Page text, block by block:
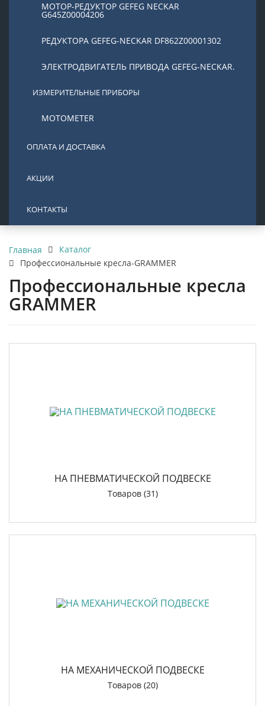
МОТОР-РЕДУКТОР GEFEG NECKAR
G645Z00004206
РЕДУКТОРА GEFEG-NECKAR DF862Z00001302
ЭЛЕКТРОДВИГАТЕЛЬ ПРИВОДА GEFEG-NECKAR.
ИЗМЕРИТЕЛЬНЫЕ ПРИБОРЫ
MOTOMETER
ОПЛАТА И ДОСТАВКА
АКЦИИ
КОНТАКТЫ
Главная
Каталог
Профессиональные кресла-GRAMMER
Профессиональные кресла
GRAMMER
НА ПНЕВМАТИЧЕСКОЙ ПОДВЕСКЕ
Товаров (31)
НА МЕХАНИЧЕСКОЙ ПОДВЕСКЕ
Товаров (20)